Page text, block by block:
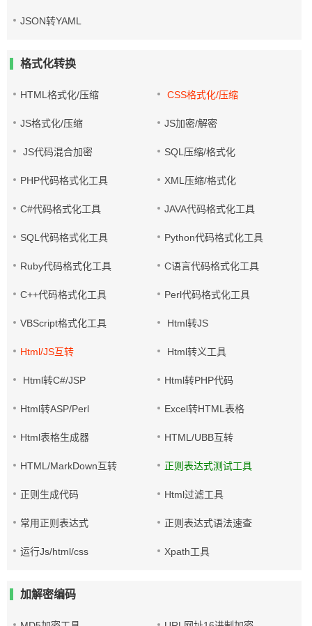
JSON转YAML
格式化转换
HTML格式化/压缩 CSS格式化/压缩
JS格式化/压缩 JS加密/解密
JS代码混合加密 SQL压缩/格式化
PHP代码格式化工具 XML压缩/格式化
C#代码格式化工具 JAVA代码格式化工具
SQL代码格式化工具 Python代码格式化工具
Ruby代码格式化工具 C语言代码格式化工具
C++代码格式化工具 Perl代码格式化工具
VBScript格式化工具 Html转JS
Html/JS互转 Html转义工具
Html转C#/JSP Html转PHP代码
Html转ASP/Perl Excel转HTML表格
Html表格生成器 HTML/UBB互转
HTML/MarkDown互转 正则表达式测试工具
正则生成代码 Html过滤工具
常用正则表达式 正则表达式语法速查
运行Js/html/css Xpath工具
加解密编码